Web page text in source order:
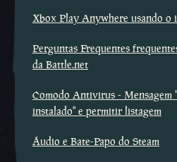
Xbox Play Anywhere usando
Perguntas Frequentes
da Battle.net
Comodo Antivirus - Mensagem
instalado'' e permitir listagem
Áudio e Bate-Papo do Steam